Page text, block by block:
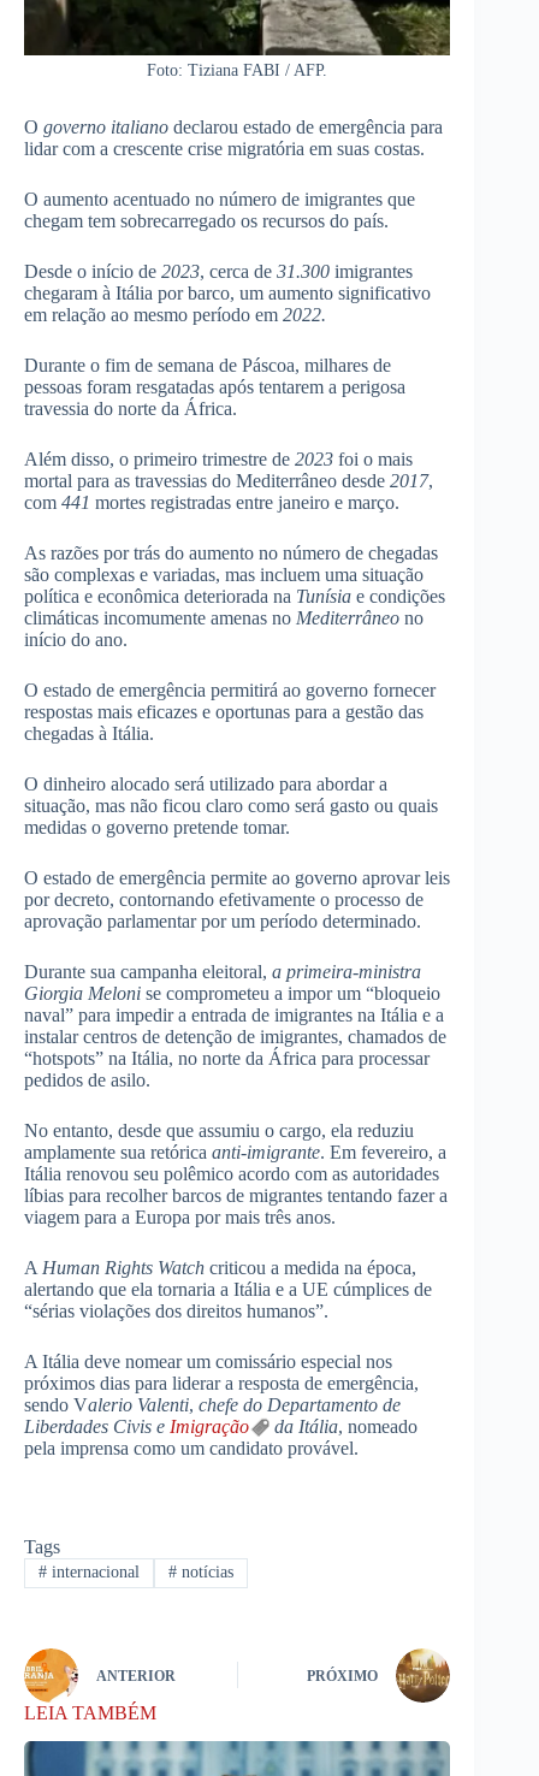
Foto: Tiziana FABI / AFP.
O governo italiano declarou estado de emergência para
lidar com a crescente crise migratória em suas costas.
O aumento acentuado no número de imigrantes que
chegam tem sobrecarregado os recursos do país.
Desde o início de 2023, cerca de 31.300 imigrantes
chegaram à Itália por barco, um aumento significativo
em relação ao mesmo período em 2022.
Durante o fim de semana de Páscoa, milhares de
pessoas foram resgatadas após tentarem a perigosa
travessia do norte da África.
Além disso, o primeiro trimestre de 2023 foi o mais
mortal para as travessias do Mediterrâneo desde 2017,
com 441 mortes registradas entre janeiro e março.
As razões por trás do aumento no número de chegadas
são complexas e variadas, mas incluem uma situação
política e econômica deteriorada na Tunísia e condições
climáticas incomumente amenas no Mediterrâneo no
início do ano.
O estado de emergência permitirá ao governo fornecer
respostas mais eficazes e oportunas para a gestão das
chegadas à Itália.
O dinheiro alocado será utilizado para abordar a
situação, mas não ficou claro como será gasto ou quais
medidas o governo pretende tomar.
O estado de emergência permite ao governo aprovar leis
por decreto, contornando efetivamente o processo de
aprovação parlamentar por um período determinado.
Durante sua campanha eleitoral, a primeira-ministra
Giorgia Meloni se comprometeu a impor um “bloqueio
naval” para impedir a entrada de imigrantes na Itália e a
instalar centros de detenção de imigrantes, chamados de
“hotspots” na Itália, no norte da África para processar
pedidos de asilo.
No entanto, desde que assumiu o cargo, ela reduziu
amplamente sua retórica anti-imigrante. Em fevereiro, a
Itália renovou seu polêmico acordo com as autoridades
líbias para recolher barcos de migrantes tentando fazer a
viagem para a Europa por mais três anos.
A Human Rights Watch criticou a medida na época,
alertando que ela tornaria a Itália e a UE cúmplices de
“sérias violações dos direitos humanos”.
A Itália deve nomear um comissário especial nos
próximos dias para liderar a resposta de emergência,
sendo Valerio Valenti, chefe do Departamento de
Liberdades Civis e Imigração da Itália, nomeado
pela imprensa como um candidato provável.
Tags
#internacional #notícias
ANTERIOR PRÓXIMO
LEIA TAMBÉM